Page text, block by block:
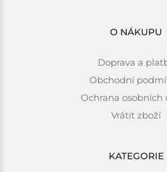
O NÁKUPU
Doprava a
Obchodní
Ochrana osobních
Vrátit zboží
KATEGORIE